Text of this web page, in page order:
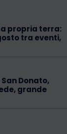
propria terra:
tra eventi,
Donato,
grande